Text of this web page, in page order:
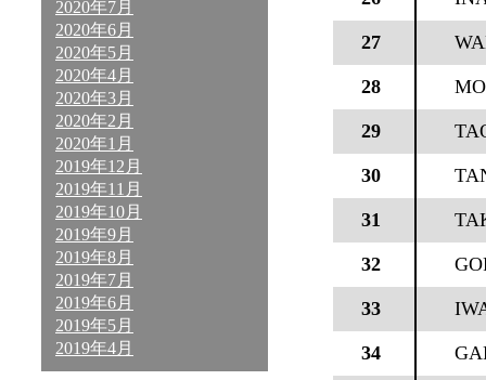
2020年7月
2020年6月
2020年5月
2020年4月
2020年3月
2020年2月
2020年1月
2019年12月
2019年11月
2019年10月
2019年9月
2019年8月
2019年7月
2019年6月
2019年5月
2019年4月
27
28
29
30
31
32
33
34